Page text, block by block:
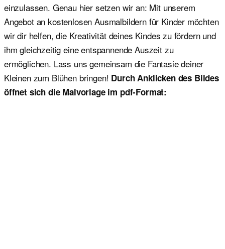
einzulassen. Genau hier setzen wir an: Mit unserem
Angebot an kostenlosen Ausmalbildern für Kinder möchten
wir dir helfen, die Kreativität deines Kindes zu fördern und
ihm gleichzeitig eine entspannende Auszeit zu
ermöglichen. Lass uns gemeinsam die Fantasie deiner
Kleinen zum Blühen bringen! Durch Anklicken des Bildes
öffnet sich die Malvorlage im pdf-Format: